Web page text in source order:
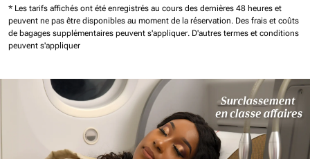
* Les tarifs affichés ont été enregistrés au cours des dernières 48 heures et
peuvent ne pas être disponibles au moment de la réservation. Des frais et coûts
de bagages supplémentaires peuvent s'appliquer. D'autres termes et conditions
peuvent s'appliquer